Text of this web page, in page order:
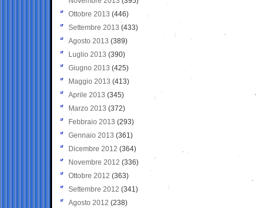
Ottobre 2013 (446)
Settembre 2013 (433)
Agosto 2013 (389)
Luglio 2013 (390)
Giugno 2013 (425)
Maggio 2013 (413)
Aprile 2013 (345)
Marzo 2013 (372)
Febbraio 2013 (293)
Gennaio 2013 (361)
Dicembre 2012 (364)
Novembre 2012 (336)
Ottobre 2012 (363)
Settembre 2012 (341)
Agosto 2012 (238)